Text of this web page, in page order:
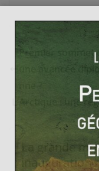
Premier sommet
une avancée
L’Arctique : une
La grande
inauguration